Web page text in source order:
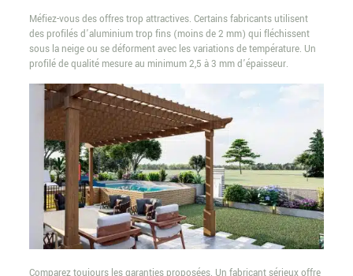
Méfiez-vous des offres trop attractives. Certains fabricants utilisent
des profilés d’aluminium trop fins (moins de 2 mm) qui fléchissent
sous la neige ou se déforment avec les variations de température. Un
profilé de qualité mesure au minimum 2,5 à 3 mm d’épaisseur.